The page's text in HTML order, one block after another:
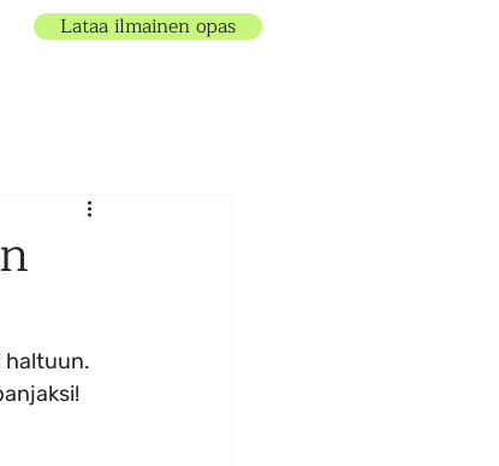
Lataa ilmainen opas
haltuun.